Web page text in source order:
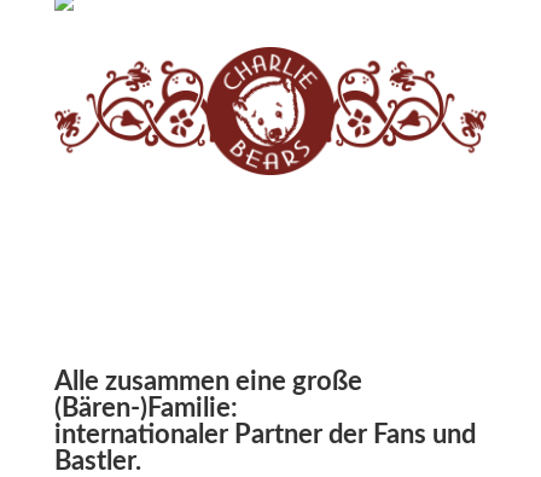
Alle zusammen eine große
(Bären-)Familie:
internationaler Partner der Fans und
Bastler.